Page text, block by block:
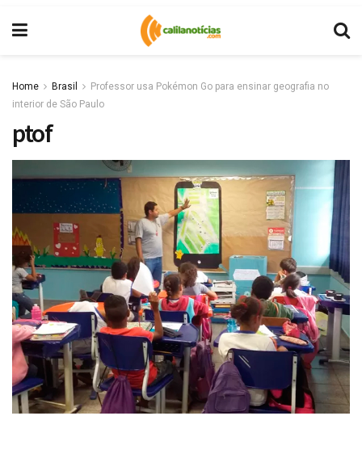
Home Brasil
Professor usa Pokémon Go para ensinar geografia no
interior de São Paulo
ptof